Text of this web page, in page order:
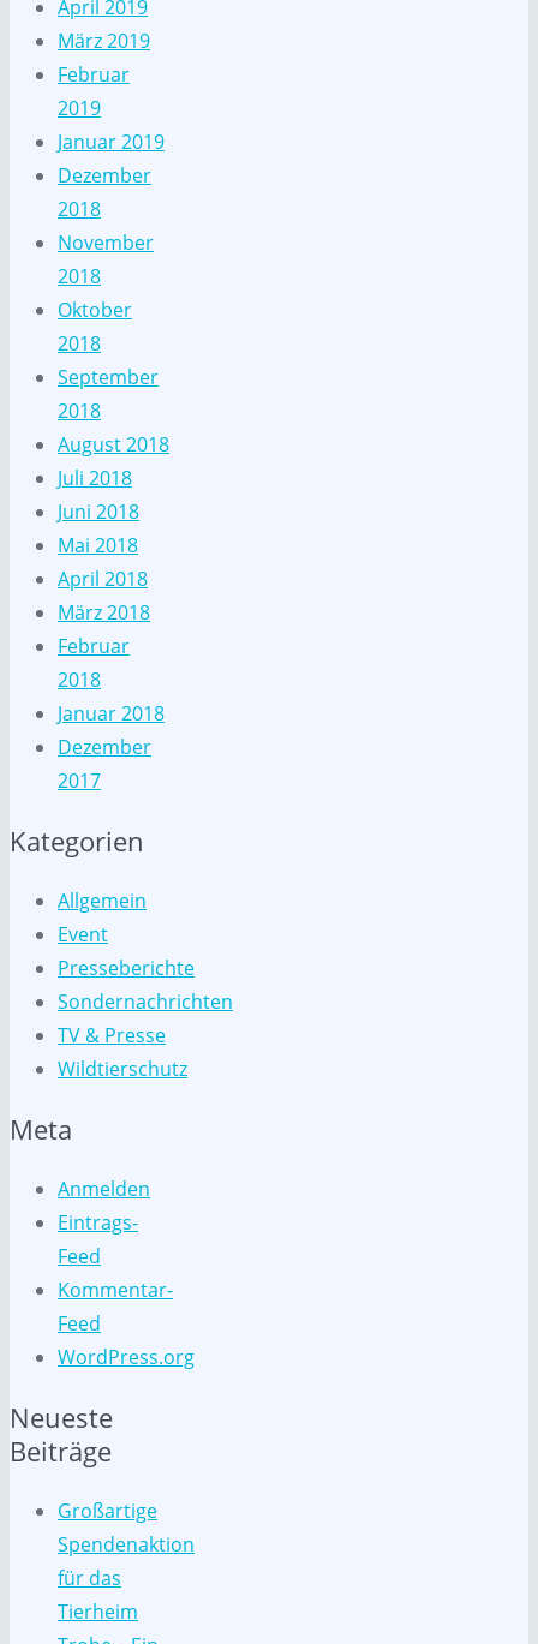
April 2019
März 2019
Februar
2019
Januar 2019
Dezember
2018
November
2018
Oktober
2018
September
2018
August 2018
Juli 2018
Juni 2018
Mai 2018
April 2018
März 2018
Februar
2018
Januar 2018
Dezember
2017
Kategorien
Allgemein
Event
Presseberichte
Sondernachrichten
TV & Presse
Wildtierschutz
Meta
Anmelden
Eintrags-
Feed
Kommentar-
Feed
WordPress.org
Neueste
Beiträge
Großartige
Spendenaktion
für das
Tierheim